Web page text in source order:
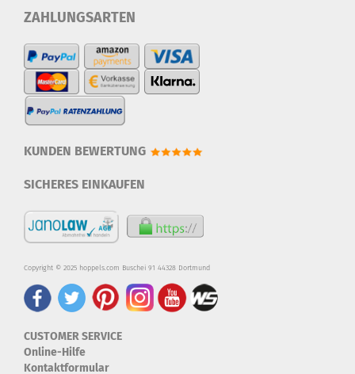
ZAHLUNGSARTEN
KUNDEN BEWERTUNG
SICHERES EINKAUFEN
Copyright © 2025 hoppels.com Buschei 91 44328 Dortmund
CUSTOMER SERVICE
Online-Hilfe
Kontaktformular